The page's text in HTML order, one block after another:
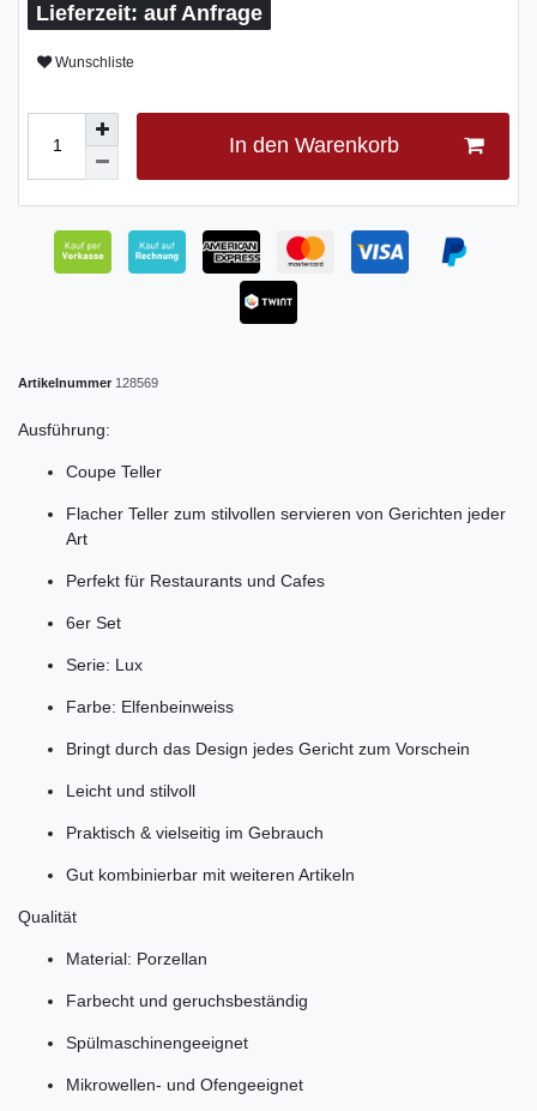
auf Anfrage
Wunschliste
In den Warenkorb
Artikelnummer 128569
Ausführung:
Coupe Teller
Flacher Teller zum stilvollen servieren von Gerichten jeder
Art
Perfekt für Restaurants und Cafes
6er Set
Serie: Lux
Farbe: Elfenbeinweiss
Bringt durch das Design jedes Gericht zum Vorschein
Leicht und stilvoll
Praktisch & vielseitig im Gebrauch
Gut kombinierbar mit weiteren Artikeln
Qualität
Material: Porzellan
Farbecht und geruchsbeständig
Spülmaschinengeeignet
Mikrowellen- und Ofengeeignet